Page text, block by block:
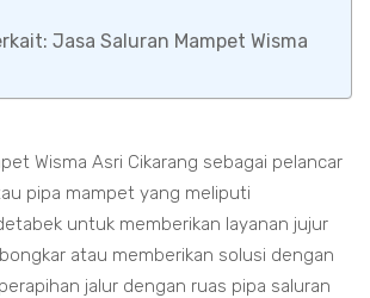
Jasa Saluran Mampet Wisma
Wisma Asri Cikarang sebagai pelancar
pipa mampet yang meliputi
untuk memberikan layanan jujur
atau memberikan solusi dengan
jalur dengan ruas pipa saluran